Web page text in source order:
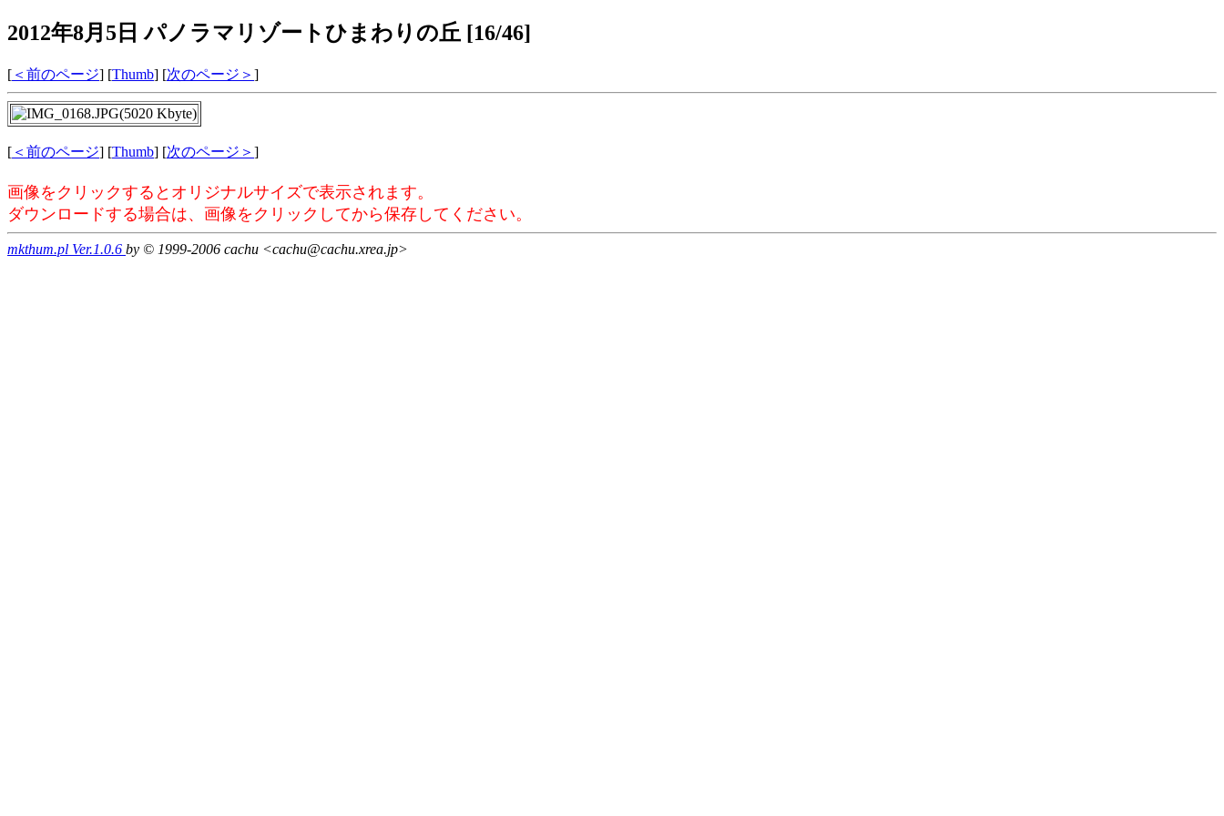
2012年8月5日 パノラマリゾートひまわりの丘 [16/46]
[ ＜前のページ] [Thumb] [次のページ＞ ]
[ ＜前のページ] [Thumb] [次のページ＞ ]
画像をクリックするとオリジナルサイズで表示されます。
ダウンロードする場合は、画像をクリックしてから保存してください。
mkthum.pl Ver.1.0.6 by © 1999-2006 cachu <cachu@cachu.xrea.jp>